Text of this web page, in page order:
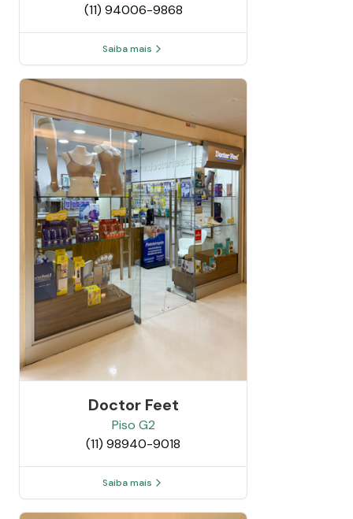
(11) 94006-9868
Saiba mais
Doctor Feet
Piso G2
(11) 98940-9018
Saiba mais